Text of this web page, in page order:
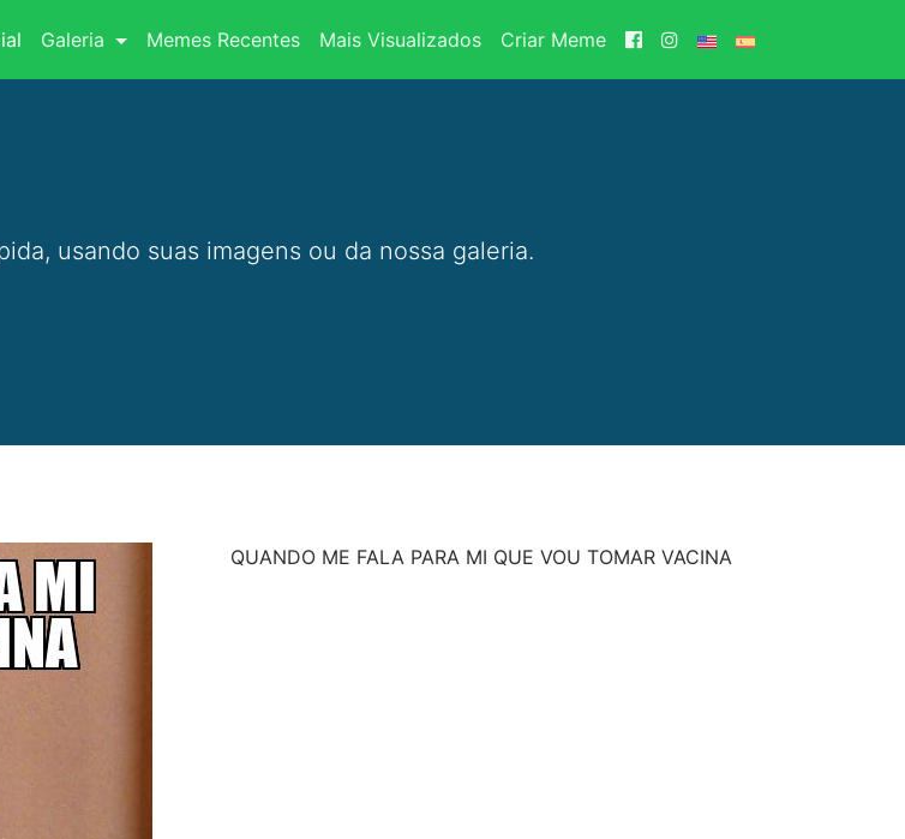
(current)
Galeria Memes Recentes Mais Visualizados Criar Meme
usando suas imagens ou da nossa galeria.
QUANDO ME FALA PARA MI QUE VOU TOMAR VACINA